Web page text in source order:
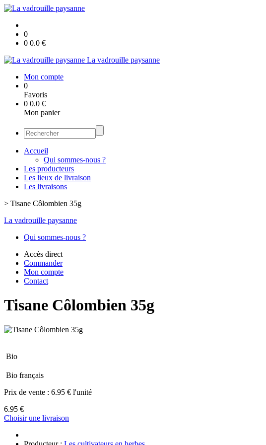
0
0 0.0 €
La vadrouille paysanne
Mon compte
0
Favoris
0 0.0 €
Mon panier
Accueil
Qui sommes-nous ?
Les producteurs
Les lieux de livraison
Les livraisons
> Tisane Côlombien 35g
La vadrouille paysanne
Qui sommes-nous ?
Accès direct
Commander
Mon compte
Contact
Tisane Côlombien 35g
Bio
Bio français
Prix de vente : 6.95 € l'unité
6.95 €
Choisir une livraison